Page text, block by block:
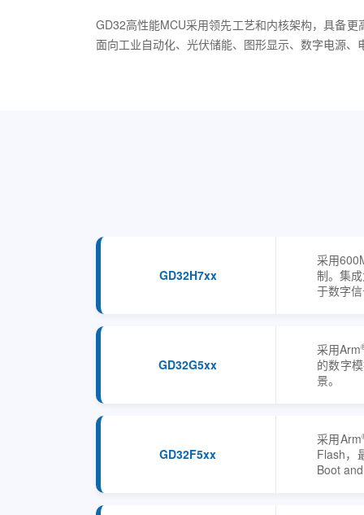
GD32高性能MCU采用领先工艺和内核架构，具备
面向工业自动化、光伏储能、图形显示、数字电源
GD32H7xx
采用
制。集
于数字
GD32G5xx
采用Arm
的数字
景。
GD32F5xx
采用Arm
Flash，
Boot